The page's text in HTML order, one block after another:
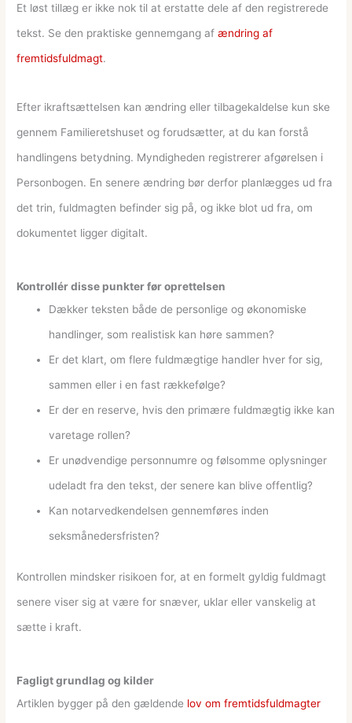
Et løst tillæg er ikke nok til at erstatte dele af den registrerede
tekst. Se den praktiske gennemgang afændring af
fremtidsfuldmagt.
Efter ikraftsættelsen kan ændring eller tilbagekaldelse kun ske
gennem Familieretshuset og forudsætter, at du kan forstå
handlingens betydning. Myndigheden registrerer afgørelsen i
Personbogen. En senere ændring bør derfor planlægges ud fra
det trin, fuldmagten befinder sig på, og ikke blot ud fra, om
dokumentet ligger digitalt.
Kontrollér disse punkter før oprettelsen
Dækker teksten både de personlige og økonomiske
handlinger, som realistisk kan høre sammen?
Er det klart, om flere fuldmægtige handler hver for sig,
sammen eller i en fast rækkefølge?
Er der en reserve, hvis den primære fuldmægtig ikke kan
varetage rollen?
Er unødvendige personnumre og følsomme oplysninger
udeladt fra den tekst, der senere kan blive offentlig?
Kan notarvedkendelsen gennemføres inden
seksmånedersfristen?
Kontrollen mindsker risikoen for, at en formelt gyldig fuldmagt
senere viser sig at være for snæver, uklar eller vanskelig at
sætte i kraft.
Fagligt grundlag og kilder
Artiklen bygger på den gældende lov om fremtidsfuldmagter